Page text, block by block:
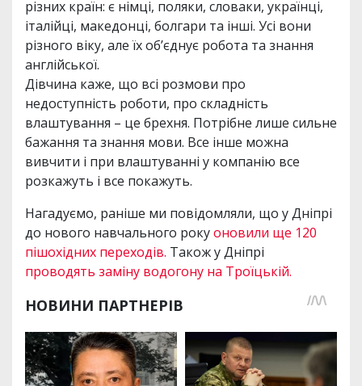
різних країн: є німці, поляки, словаки, українці,
італійці, македонці, болгари та інші. Усі вони
різного віку, але їх об’єднує робота та знання
англійської.
Дівчина каже, що всі розмови про
недоступність роботи, про складність
влаштування – це брехня. Потрібне лише сильне
бажання та знання мови. Все інше можна
вивчити і при влаштуванні у компанію все
розкажуть і все покажуть.
Нагадуємо, раніше ми повідомляли, що у Дніпрі
до нового навчального рокуоновили ще 120
пішохідних переходів. Також у Дніпрі
проводять заміну водогону на Троїцькій.